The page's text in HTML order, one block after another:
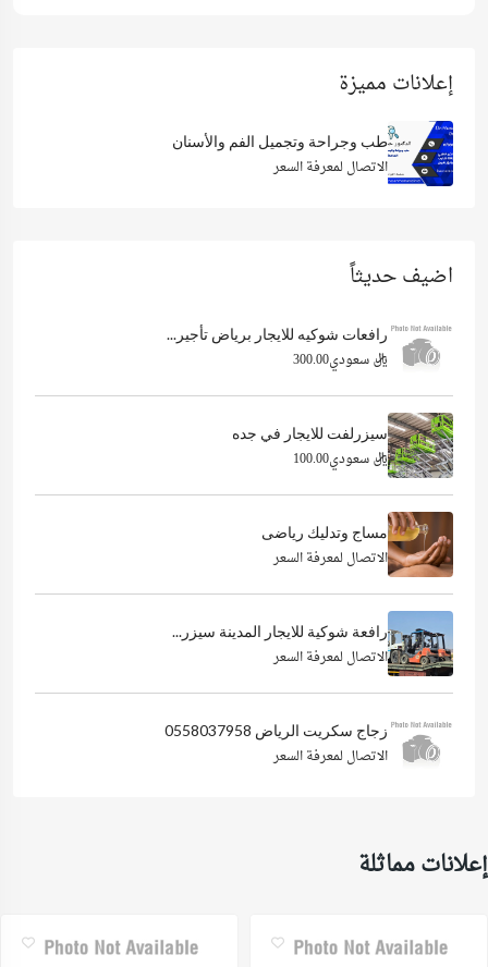
إعلانات مميزة
طب وجراحة وتجميل الفم والأسنان
الاتصال لمعرفة السعر
اضيف حديثاً
رافعات شوكيه للايجار برياض تأجير...
ريال سعودي300.00
سيزرلفت للايجار في جده
ريال سعودي100.00
مساج وتدليك رياضى
الاتصال لمعرفة السعر
رافعة شوكية للايجار المدينة سيزر...
الاتصال لمعرفة السعر
زجاج سكريت الرياض 0558037958
الاتصال لمعرفة السعر
إعلانات مماثلة